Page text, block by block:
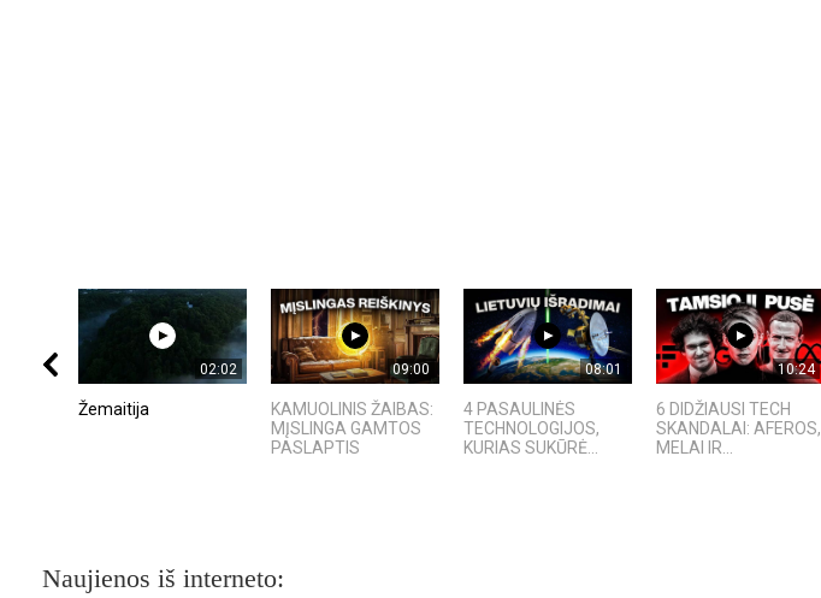
02:02
Žemaitija
09:00
KAMUOLINIS ŽAIBAS:
MĮSLINGA GAMTOS
PASLAPTIS
08:01
4 PASAULINĖS
TECHNOLOGIJOS,
KURIAS SUKŪRĖ...
10:24
6 DIDŽIAUSI TECH
SKANDALAI: AFEROS,
MELAI IR...
Naujienos iš interneto: